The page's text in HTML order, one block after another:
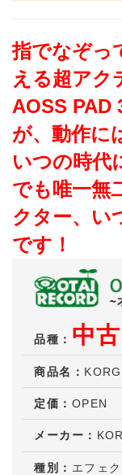
指でなぞっ
える超アク
AOSS PAD
が、動作に
いつの時代
でも唯一無
クター、い
です！
品種： 中
商品名：
定価： OPEN
メーカー：
種別： エフェ